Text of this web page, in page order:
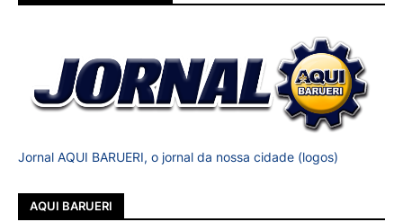
Jornal AQUI BARUERI, o jornal da nossa cidade (logos)
AQUI BARUERI